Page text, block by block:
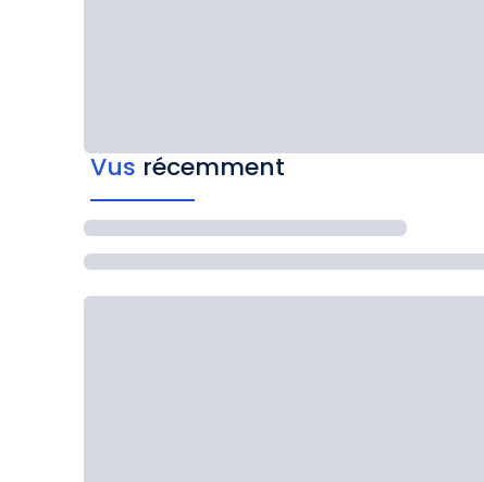
Vus récemment